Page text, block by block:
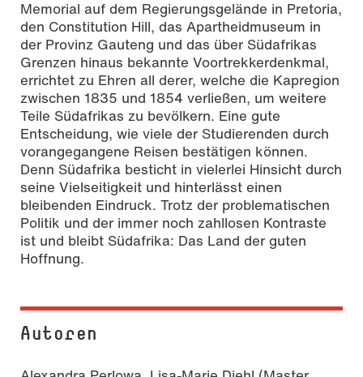
Memorial auf dem Regierungsgelände in Pretoria,
den Constitution Hill, das Apartheidmuseum in
der Provinz Gauteng und das über Südafrikas
Grenzen hinaus bekannte Voortrekkerdenkmal,
errichtet zu Ehren all derer, welche die Kapregion
zwischen 1835 und 1854 verließen, um weitere
Teile Südafrikas zu bevölkern. Eine gute
Entscheidung, wie viele der Studierenden durch
vorangegangene Reisen bestätigen können.
Denn Südafrika besticht in vielerlei Hinsicht durch
seine Vielseitigkeit und hinterlässt einen
bleibenden Eindruck. Trotz der problematischen
Politik und der immer noch zahllosen Kontraste
ist und bleibt Südafrika: Das Land der guten
Hoffnung.
Autoren